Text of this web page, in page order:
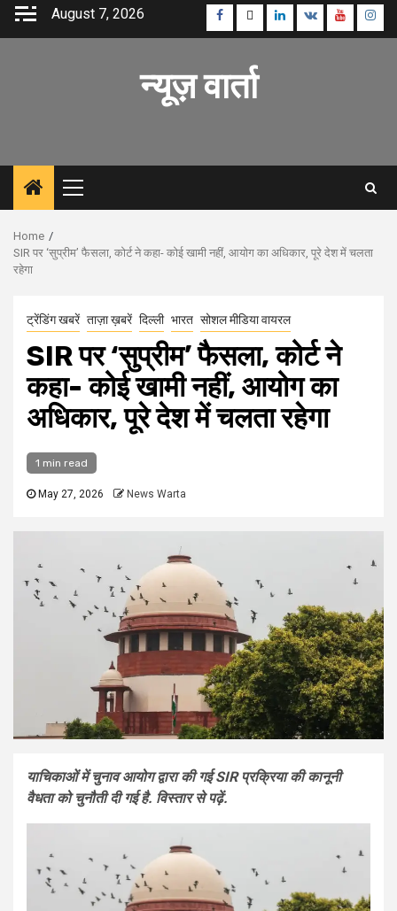
Skip
August 7, 2026 Facebook
TwitterLinkedin
VK Youtube
न्यूज़ वार्ता
Primary
Menu
Home
SIR पर ‘सुप्रीम’ फैसला, कोर्ट ने कहा- कोई खामी नहीं, आयोग का अधिकार, पूरे देश में चलता
रहेगा
ट्रेंडिंग खबरें ताज़ा ख़बरें दिल्ली भारत सोशल मीडिया वायरल
SIR पर ‘सुप्रीम’ फैसला, कोर्ट ने
कहा- कोई खामी नहीं, आयोग का
अधिकार, पूरे देश में चलता रहेगा
1 min read
May 27, 2026 News Warta
याचिकाओं में चुनाव आयोग द्वारा की गई SIR प्रक्रिया की कानूनी
वैधता को चुनौती दी गई है. विस्तार से पढ़ें.